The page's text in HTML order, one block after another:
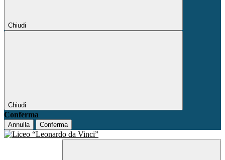
Chiudi
Chiudi
Conferma
Annulla Conferma